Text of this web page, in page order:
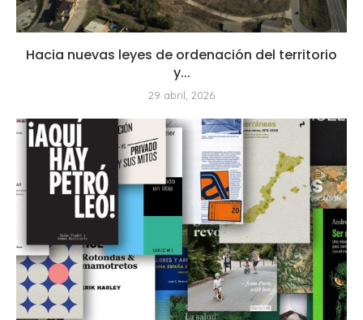
Hacia nuevas leyes de ordenación del territorio
y...
29 abril, 2026